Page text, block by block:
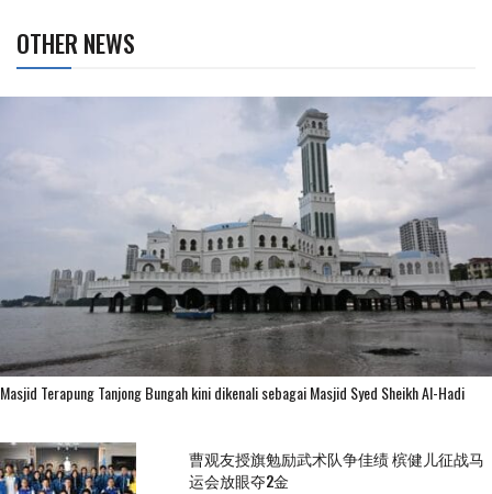
OTHER NEWS
Masjid Terapung Tanjong Bungah kini dikenali sebagai Masjid Syed Sheikh Al-Hadi
曹观友授旗勉励武术队争佳绩 槟健儿征战马
运会放眼夺2金